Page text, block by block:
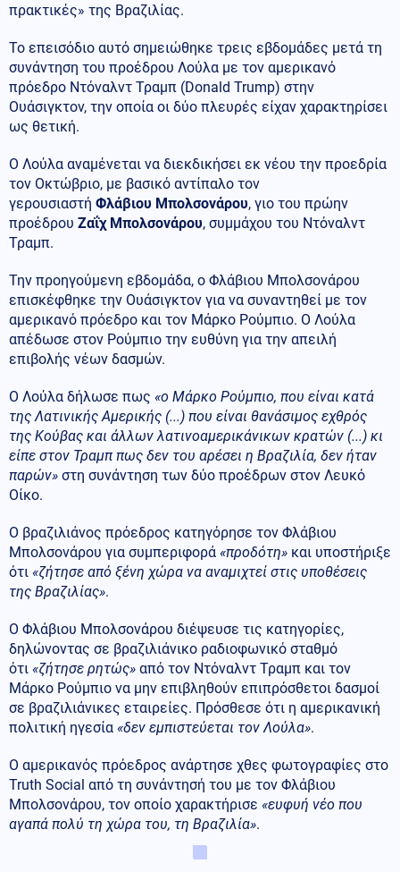
πρακτικές» της Βραζιλίας.
Το επεισόδιο αυτό σημειώθηκε τρεις εβδομάδες μετά τη
συνάντηση του προέδρου Λούλα με τον αμερικανό
πρόεδρο Ντόναλντ Τραμπ (Donald Trump) στην
Ουάσιγκτον, την οποία οι δύο πλευρές είχαν χαρακτηρίσει
ως θετική.
Ο Λούλα αναμένεται να διεκδικήσει εκ νέου την προεδρία
τον Οκτώβριο, με βασικό αντίπαλο τον
γερουσιαστή Φλάβιου Μπολσονάρου, γιο του πρώην
προέδρου Ζαΐχ Μπολσονάρου, συμμάχου του Ντόναλντ
Τραμπ.
Την προηγούμενη εβδομάδα, ο Φλάβιου Μπολσονάρου
επισκέφθηκε την Ουάσιγκτον για να συναντηθεί με τον
αμερικανό πρόεδρο και τον Μάρκο Ρούμπιο. Ο Λούλα
απέδωσε στον Ρούμπιο την ευθύνη για την απειλή
επιβολής νέων δασμών.
Ο Λούλα δήλωσε πως «ο Μάρκο Ρούμπιο, που είναι κατά
της Λατινικής Αμερικής (...) που είναι θανάσιμος εχθρός
της Κούβας και άλλων λατινοαμερικάνικων κρατών (...) κι
είπε στον Τραμπ πως δεν του αρέσει η Βραζιλία, δεν ήταν
παρών» στη συνάντηση των δύο προέδρων στον Λευκό
Οίκο.
Ο βραζιλιάνος πρόεδρος κατηγόρησε τον Φλάβιου
Μπολσονάρου για συμπεριφορά «προδότη» και υποστήριξε
ότι «ζήτησε από ξένη χώρα να αναμιχτεί στις υποθέσεις
της Βραζιλίας».
Ο Φλάβιου Μπολσονάρου διέψευσε τις κατηγορίες,
δηλώνοντας σε βραζιλιάνικο ραδιοφωνικό σταθμό
ότι «ζήτησε ρητώς» από τον Ντόναλντ Τραμπ και τον
Μάρκο Ρούμπιο να μην επιβληθούν επιπρόσθετοι δασμοί
σε βραζιλιάνικες εταιρείες. Πρόσθεσε ότι η αμερικανική
πολιτική ηγεσία «δεν εμπιστεύεται τον Λούλα».
Ο αμερικανός πρόεδρος ανάρτησε χθες φωτογραφίες στο
Truth Social από τη συνάντησή του με τον Φλάβιου
Μπολσονάρου, τον οποίο χαρακτήρισε «ευφυή νέο που
αγαπά πολύ τη χώρα του, τη Βραζιλία».